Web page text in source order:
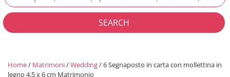
SEARCH
Home/ Matrimoni/Wedding/ 6 Segnaposto in carta con mollettina in
legno 4,5 x 6 cm Matrimonio